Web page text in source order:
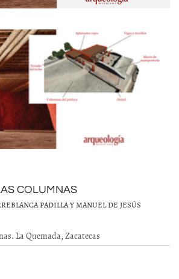
COLUMNAS
PADILLA Y MANUEL DE JESÚS
La Quemada, Zacatecas